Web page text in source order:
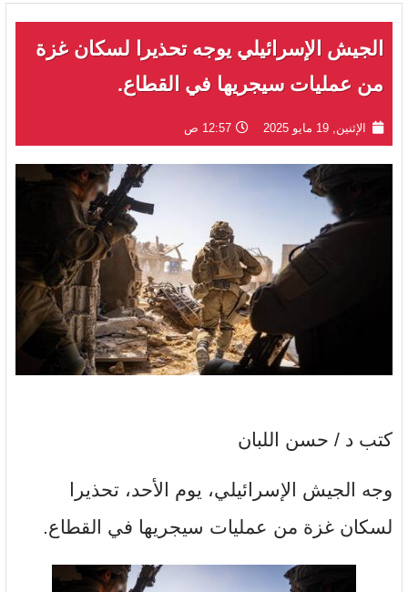
الجيش الإسرائيلي يوجه تحذيرا لسكان غزة
من عمليات سيجريها في القطاع.
الإثنين, 19 مايو 2025 12:57 ص
كتب د / حسن اللبان
وجه الجيش الإسرائيلي، يوم الأحد، تحذيرا
لسكان غزة من عمليات سيجريها في القطاع.